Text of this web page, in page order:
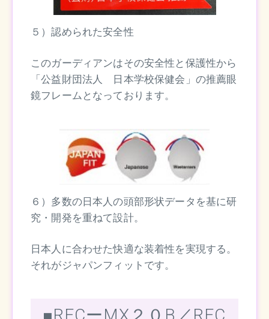
５）認められた安全性
このガーディアンはその安全性と保護性から
「公益財団法人 日本学校保健会」の推薦眼
鏡フレームとなっております。
６）多数の日本人の頭部形状データを基に研
究・開発を重ねて設計。
日本人に合わせた快適な装着性を実現する。
それがジャパンフィットです。
■RECーMX２０B／REC